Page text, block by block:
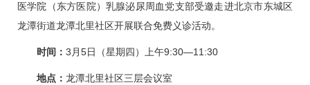
医学院（东方医院）乳腺泌尿周血党支部受邀走进北京市东城区
龙潭街道龙潭北里社区开展联合免费义诊活动。
时间： 3月5日（星期四）上午9:30—11:30
地点： 龙潭北里社区三层会议室